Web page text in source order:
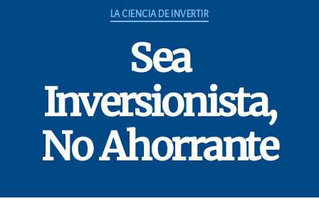
Categories
LA CIENCIA DE INVERTIR
Sea
Inversionista,
No Ahorrante